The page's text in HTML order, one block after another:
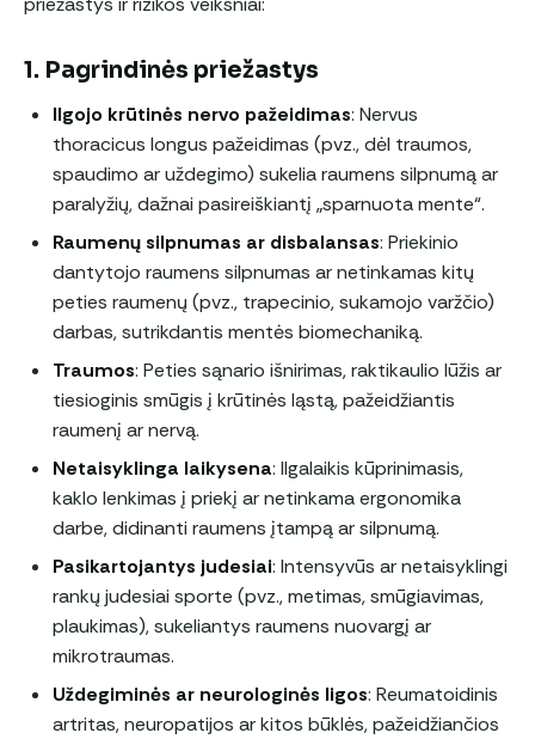
1. Pagrindinės priežastys
Ilgojo krūtinės nervo pažeidimas: Nervus
thoracicus longus pažeidimas (pvz., dėl traumos,
spaudimo ar uždegimo) sukelia raumens silpnumą ar
paralyžių, dažnai pasireiškiantį „sparnuota mente“.
Raumenų silpnumas ar disbalansas: Priekinio
dantytojo raumens silpnumas ar netinkamas kitų
peties raumenų (pvz., trapecinio, sukamojo varžčio)
darbas, sutrikdantis mentės biomechaniką.
Traumos: Peties sąnario išnirimas, raktikaulio lūžis ar
tiesioginis smūgis į krūtinės ląstą, pažeidžiantis
raumenį ar nervą.
Netaisyklinga laikysena: Ilgalaikis kūprinimasis,
kaklo lenkimas į priekį ar netinkama ergonomika
darbe, didinanti raumens įtampą ar silpnumą.
Pasikartojantys judesiai: Intensyvūs ar netaisyklingi
rankų judesiai sporte (pvz., metimas, smūgiavimas,
plaukimas), sukeliantys raumens nuovargį ar
mikrotraumas.
Uždegiminės ar neurologinės ligos: Reumatoidinis
artritas, neuropatijos ar kitos būklės, pažeidžiančios